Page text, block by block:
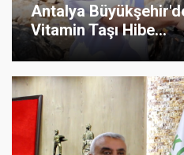
Antalya
Vitamin Taşı Hibe...